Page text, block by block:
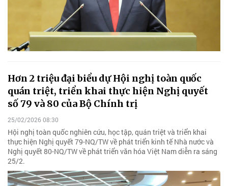
Hơn 2 triệu đại biểu dự Hội nghị toàn quốc
quán triệt, triển khai thực hiện Nghị quyết
số 79 và 80 của Bộ Chính trị
25/02/2026 08:30
Hội nghị toàn quốc nghiên cứu, học tập, quán triệt và triển khai
thực hiện Nghị quyết 79-NQ/TW về phát triển kinh tế Nhà nước và
Nghị quyết 80-NQ/TW về phát triển văn hóa Việt Nam diễn ra sáng
25/2.